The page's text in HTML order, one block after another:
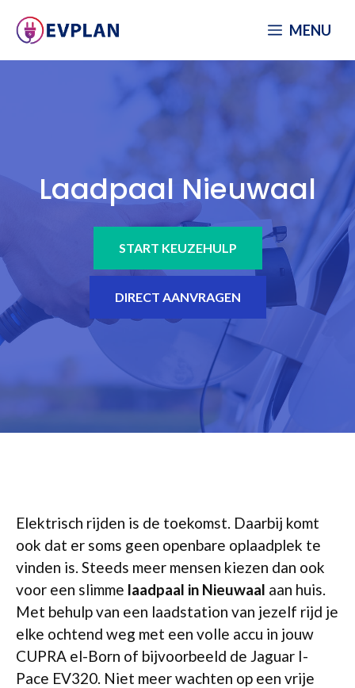
naar
MENU
Laadpaal Nieuwaal
START KEUZEHULP
DIRECT AANVRAGEN
Elektrisch rijden is de toekomst. Daarbij komt
ook dat er soms geen openbare oplaadplek te
vinden is. Steeds meer mensen kiezen dan ook
voor een slimme laadpaal in Nieuwaal aan huis.
Met behulp van een laadstation van jezelf rijd je
elke ochtend weg met een volle accu in jouw
CUPRA el-Born of bijvoorbeeld de Jaguar I-
Pace EV320. Niet meer wachten op een vrije